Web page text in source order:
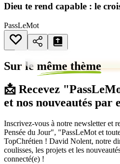
Dieu te rend capable : le
PassLeMot
Sur le même thème
📩 Recevez
et nos nouveautés par
Inscrivez-vous à notre newsletter et
Pensée du Jour", "PassLeMot et
TopChrétien ! David Nolent, notre
coulisses, les projets et les
connecté(e) !